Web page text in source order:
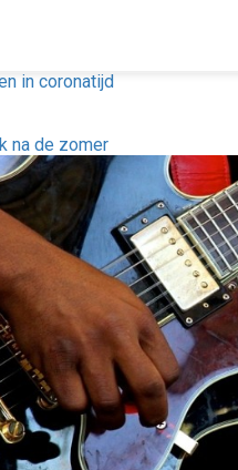
in coronatijd
na de zomer